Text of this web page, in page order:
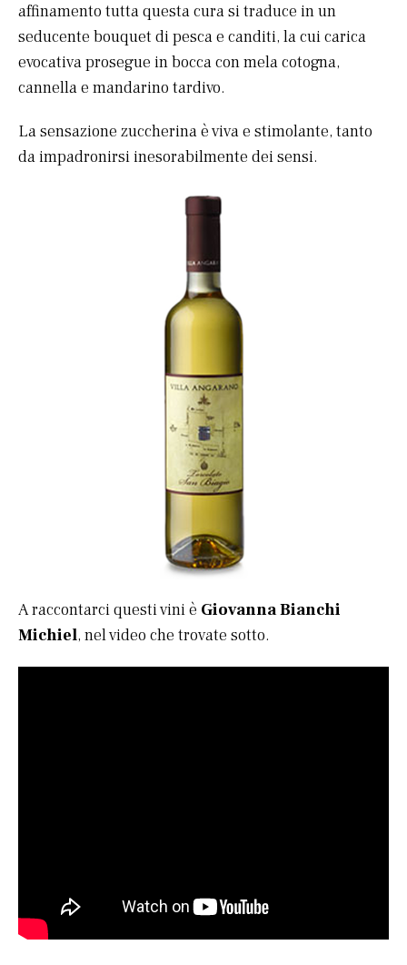
affinamento tutta questa cura si traduce in un
seducente bouquet di pesca e canditi, la cui carica
evocativa prosegue in bocca con mela cotogna,
cannella e mandarino tardivo.
La sensazione zuccherina è viva e stimolante, tanto
da impadronirsi inesorabilmente dei sensi.
A raccontarci questi vini è Giovanna Bianchi
Michiel, nel video che trovate sotto.